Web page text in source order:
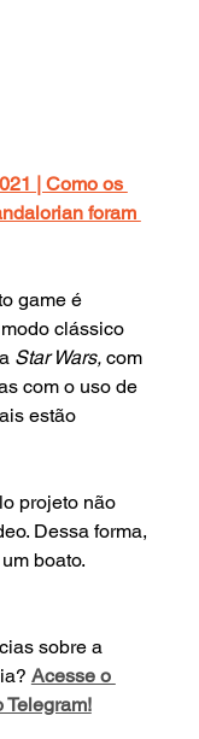
| Como os
foram
game é
clássico
Star Wars, com
com o uso de
estão
projeto não
Dessa forma,
boato.
sobre a
Acesse o
Telegram!